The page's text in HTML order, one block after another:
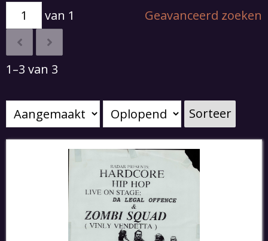
van 1
1–3 van 3
Geavanceerd zoeken
Sorteer